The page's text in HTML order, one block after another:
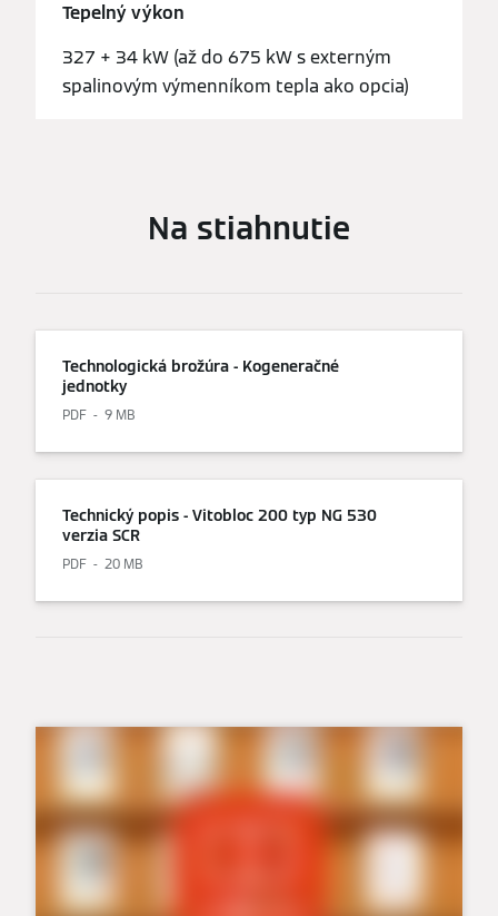
Tepelný výkon
327 + 34 kW (až do 675 kW s externým
spalinovým výmenníkom tepla ako opcia)
Na stiahnutie
Technologická brožúra - Kogeneračné
jednotky
PDF 9 MB
Technický popis - Vitobloc 200 typ NG 530
verzia SCR
PDF 20 MB